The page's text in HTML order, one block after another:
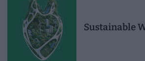
Sustainable